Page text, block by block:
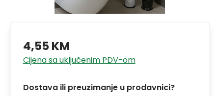
4,55 KM
Cijena sa uključenim PDV-om
Dostava ili preuzimanje u prodavnici?